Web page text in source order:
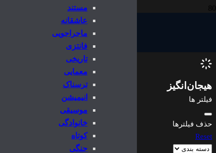
مستند
عاشقانه
ماجراجویی
فانتزی
تاریخی
معمایی
ترسناک
انیمیشن
موسیقی
خانوادگی
کوتاه
جنگی
هیجان‌انگیز
فیلتر ها
حذف فیلترها
Reset